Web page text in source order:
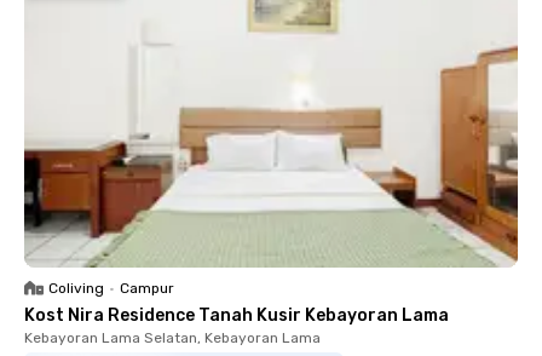
Coliving • Campur
Kost Nira Residence Tanah Kusir Kebayoran Lama
Kebayoran Lama Selatan, Kebayoran Lama